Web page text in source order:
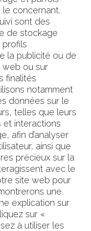
concernant.
sont des
de stockage
profils
la publicité ou de
web ou sur
finalités
notamment
données sur le
telles que leurs
et interactions
afin d’analyser
ainsi que
précieux sur la
avec le
site web pour
une
explication sur
sur «
à utiliser les